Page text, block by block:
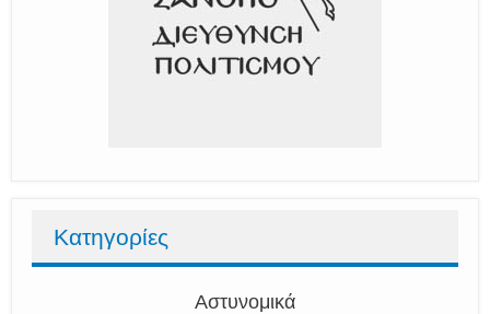
Κατηγορίες
Αστυνομικά